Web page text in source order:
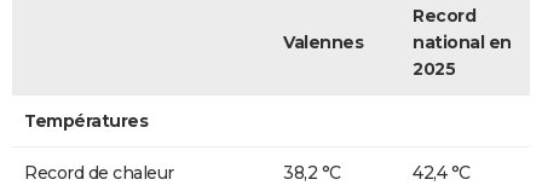
Valennes
Record
national en
2025
Températures
Record de chaleur 38,2 °C 42,4 °C